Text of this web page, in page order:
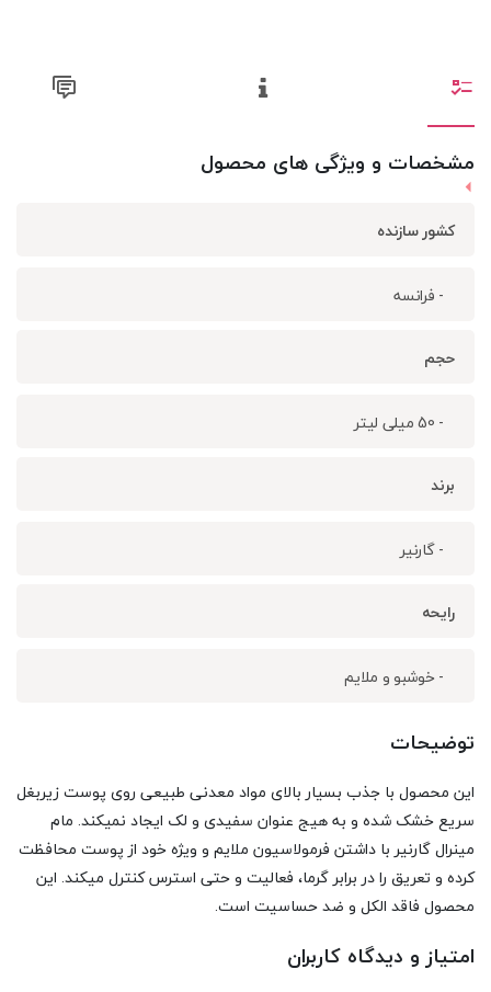
مشخصات و ویژگی های محصول
کشور سازنده
- فرانسه
حجم
- 50 میلی لیتر
برند
- گارنیر
رایحه
- خوشبو و ملایم
توضیحات
این محصول با جذب بسیار بالای مواد معدنی طبیعی روی پوست زیربغل
سریع خشک شده و به هیج عنوان سفیدی و لک ایجاد نمیکند. مام
مینرال گارنیر با داشتن فرمولاسیون ملایم و ویژه خود از پوست محافظت
کرده و تعریق را در برابر گرما، فعالیت و حتی استرس کنترل میکند. این
محصول فاقد الکل و ضد حساسیت است.
امتیاز و دیدگاه کاربران